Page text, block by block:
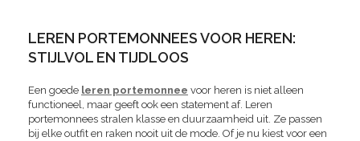
LEREN PORTEMONNEES VOOR HEREN:
STIJLVOL EN TIJDLOOS
Een goede leren portemonnee voor heren is niet alleen
functioneel, maar geeft ook een statement af. Leren
portemonnees stralen klasse en duurzaamheid uit. Ze passen
bij elke outfit en raken nooit uit de mode. Of je nu kiest voor een